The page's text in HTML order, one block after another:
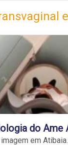
do Ame
em Atibaia.